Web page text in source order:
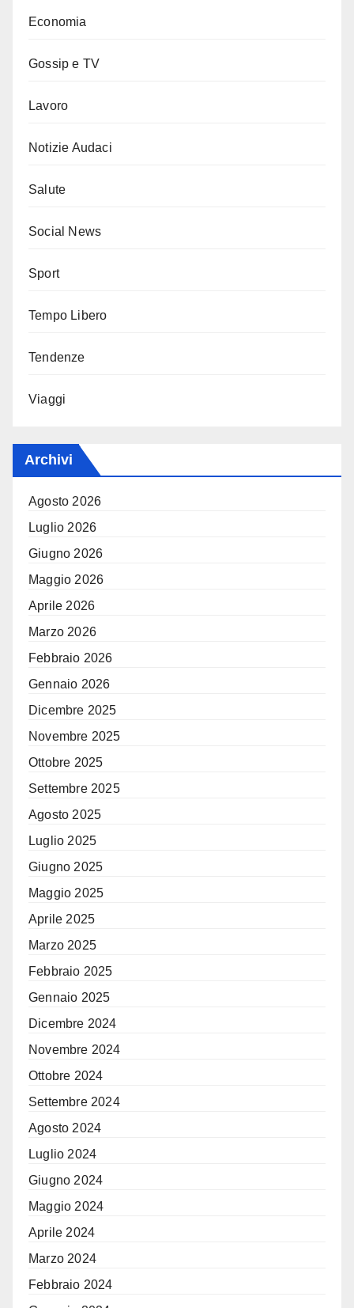
Economia
Gossip e TV
Lavoro
Notizie Audaci
Salute
Social News
Sport
Tempo Libero
Tendenze
Viaggi
Archivi
Agosto 2026
Luglio 2026
Giugno 2026
Maggio 2026
Aprile 2026
Marzo 2026
Febbraio 2026
Gennaio 2026
Dicembre 2025
Novembre 2025
Ottobre 2025
Settembre 2025
Agosto 2025
Luglio 2025
Giugno 2025
Maggio 2025
Aprile 2025
Marzo 2025
Febbraio 2025
Gennaio 2025
Dicembre 2024
Novembre 2024
Ottobre 2024
Settembre 2024
Agosto 2024
Luglio 2024
Giugno 2024
Maggio 2024
Aprile 2024
Marzo 2024
Febbraio 2024